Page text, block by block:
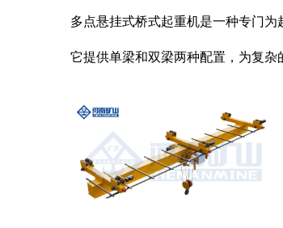
多点悬挂式桥式起重机是一种专门为
它提供单梁和双梁两种配置，为复杂